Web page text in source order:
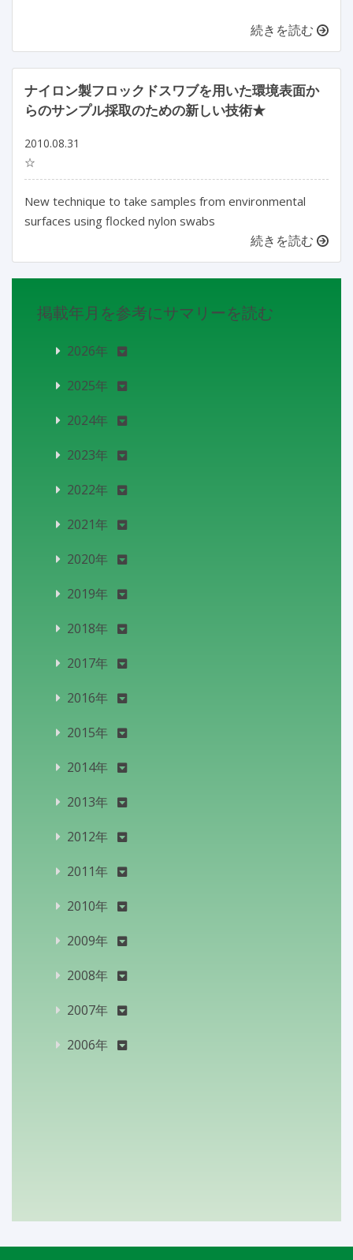
続きを読む
ナイロン製フロックドスワブを用いた環境表面か
らのサンプル採取のための新しい技術★
2010.08.31
☆
New technique to take samples from environmental
surfaces using flocked nylon swabs
続きを読む
掲載年月を参考にサマリーを読む
2026年
2025年
2024年
2023年
2022年
2021年
2020年
2019年
2018年
2017年
2016年
2015年
2014年
2013年
2012年
2011年
2010年
2009年
2008年
2007年
2006年